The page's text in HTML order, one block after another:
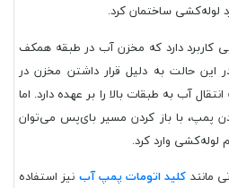
لوله‌کشی ساختمان کرد.
کاربرد دارد که مخزن آب در طبقه همکف
حالت به دلیل قرار داشتن مخزن در
آب به طبقات بالا را بر عهده دارد. اما
پمپ، با باز کردن مسیر بای‌پس می‌توان
وارد کرد.
مانند کلید اتومات پمپ آب نیز استفاده